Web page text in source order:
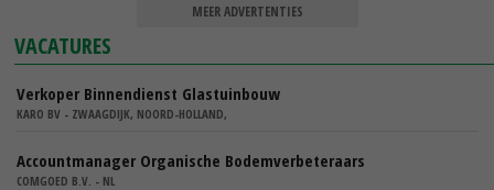
MEER ADVERTENTIES
VACATURES
Verkoper Binnendienst Glastuinbouw
KARO BV - ZWAAGDIJK, NOORD-HOLLAND,
Accountmanager Organische Bodemverbeteraars
COMGOED B.V. - NL